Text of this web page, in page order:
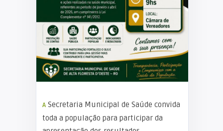
A Secretaria Municipal de Saúde convida
toda a população para participar da